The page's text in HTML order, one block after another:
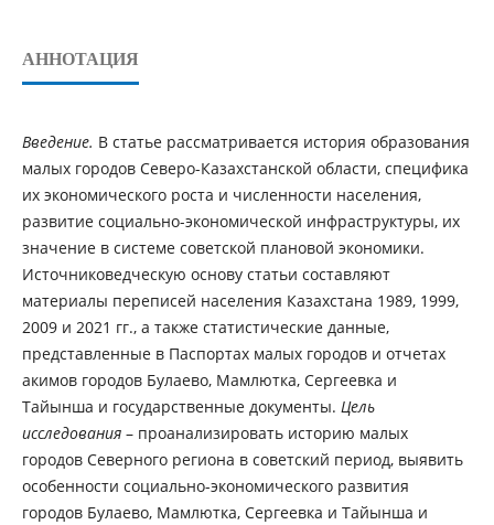
АННОТАЦИЯ
Введение. В статье рассматривается история образования
малых городов Северо-Казахстанской области, специфика
их экономического роста и численности населения,
развитие социально-экономической инфраструктуры, их
значение в системе советской плановой экономики.
Источниковедческую основу статьи составляют
материалы переписей населения Казахстана 1989, 1999,
2009 и 2021 гг., а также статистические данные,
представленные в Паспортах малых городов и отчетах
акимов городов Булаево, Мамлютка, Сергеевка и
Тайынша и государственные документы. Цель
исследования– проанализировать историю малых
городов Северного региона в советский период, выявить
особенности социально-экономического развития
городов Булаево, Мамлютка, Сергеевка и Тайынша и